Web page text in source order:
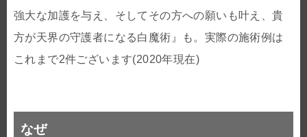
強大な加護を与え、そしてその方への願いも叶え、貴
方が天界の守護者になる白魔術』も。実際の施術例は
これまで2件ございます(2020年現在)
なぜ